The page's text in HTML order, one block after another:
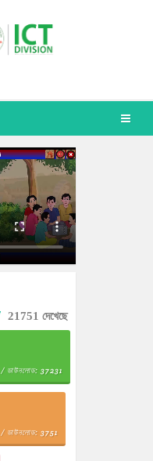
21751 দেখেছে
ডাউনলোড: 37231
ডাউনলোড: 3751